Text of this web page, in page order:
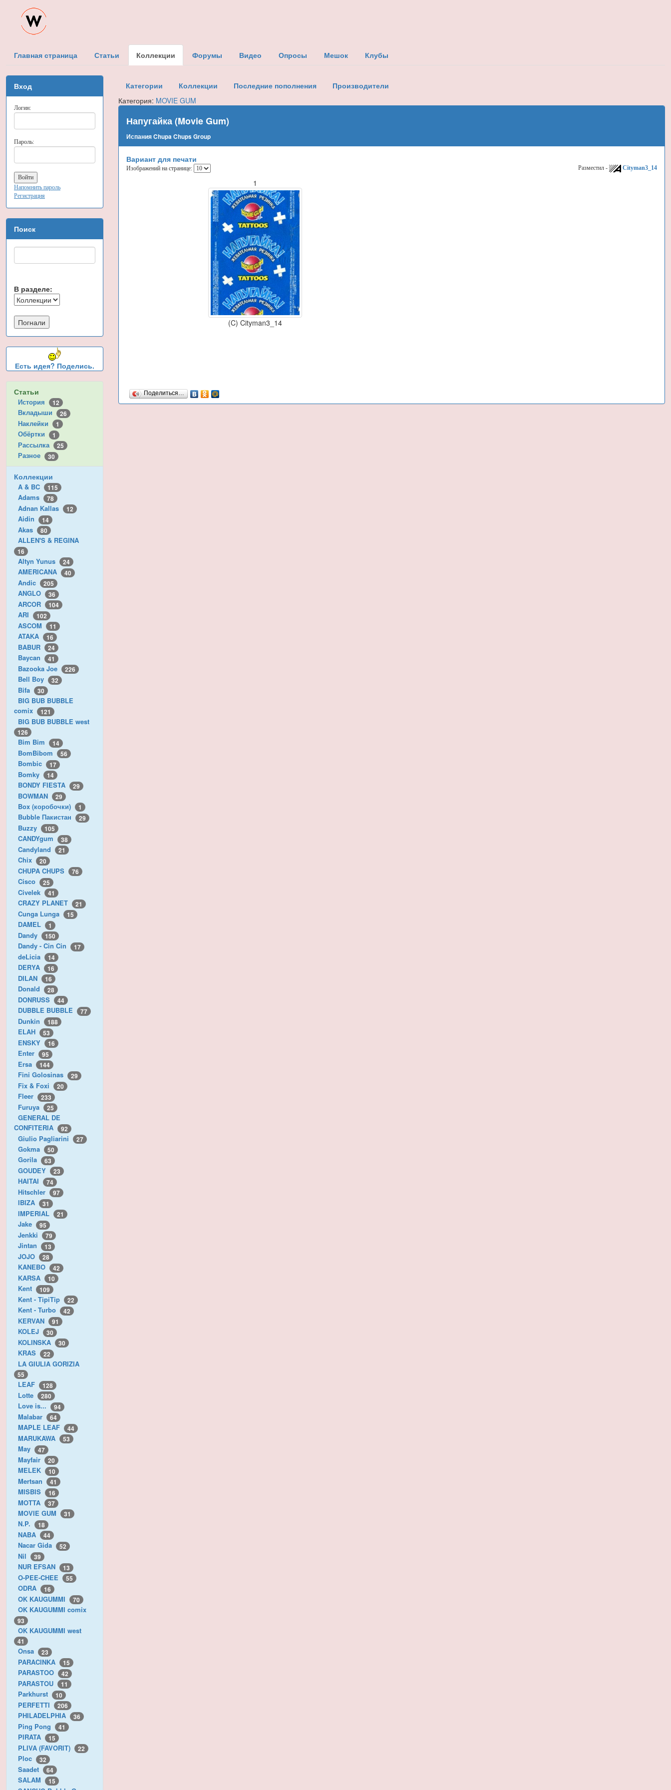
Главная страница Статьи Коллекции Форумы Видео Опросы Мешок Клубы
Вход
Логин:
Пароль:
Напомнить пароль
Регистрация
Поиск
В разделе:
Есть идея? Поделись.
Статьи
История 12
Вкладыши 26
Наклейки 1
Обёртки 1
Рассылка 25
Разное 30
Коллекции
A & BC 115
Adams 78
Adnan Kallas 12
Aidin 14
Akas 80
ALLEN'S & REGINA
16
Altyn Yunus 24
AMERICANA 40
Andic 205
ANGLO 36
ARCOR 104
ARI 102
ASCOM 11
ATAKA 16
BABUR 24
Baycan 41
Bazooka Joe 226
Bell Boy 32
Bifa 30
BIG BUB BUBBLE
comix
121
BIG BUB BUBBLE west
126
Bim Bim 14
BomBibom 56
Bombic 17
Bomky 14
BONDY FIESTA 29
BOWMAN 29
Box (коробочки) 1
Bubble Пакистан 29
Buzzy 105
CANDYgum 38
Candyland 21
Chix 20
CHUPA CHUPS 76
Cisco 25
Civelek 41
CRAZY PLANET 21
Cunga Lunga 15
DAMEL 1
Dandy 150
Dandy - Cin Cin 17
deLicia 14
DERYA 16
DILAN 16
Donald 28
DONRUSS 44
DUBBLE BUBBLE 77
Dunkin 188
ELAH 53
ENSKY 16
Enter 95
Ersa 144
Fini Golosinas 29
Fix & Foxi 20
Fleer 233
Furuya 25
GENERAL DE
CONFITERIA
92
Giulio Pagliarini 27
Gokma 50
Gorila 63
GOUDEY 23
HAITAI 74
Hitschler 97
IBIZA 31
IMPERIAL 21
Jake 95
Jenkki 79
Jintan 13
JOJO 28
KANEBO 42
KARSA 10
Kent 109
Kent - TipiTip 22
Kent - Turbo 42
KERVAN 91
KOLEJ 30
KOLINSKA 30
KRAS 22
LA GIULIA GORIZIA
55
LEAF 128
Lotte 280
Love is... 94
Malabar 64
MAPLE LEAF 44
MARUKAWA 53
May 47
Mayfair 20
MELEK 10
Mertsan 41
MISBIS 16
MOTTA 37
MOVIE GUM 31
N.P. 18
NABA 44
Nacar Gida 52
Nil 39
NUR EFSAN 13
O-PEE-CHEE 55
ODRA 16
OK KAUGUMMI 70
OK KAUGUMMI comix
93
OK KAUGUMMI west
41
Onsa 23
PARACINKA 15
PARASTOO 42
PARASTOU 11
Parkhurst 10
PERFETTI 206
PHILADELPHIA 36
Ping Pong 41
PIRATA 15
PLIVA (FAVORIT) 22
Ploc 32
Saadet 64
SALAM 15
Категории Коллекции Последние пополнения
Производители
Категория: MOVIE GUM
Напугайка (Movie Gum)
Испания Chupa Chups Group
Вариант для печати
Изображений на странице: Разместил - Cityman3_14
1
(C) Cityman3_14
Поделиться…